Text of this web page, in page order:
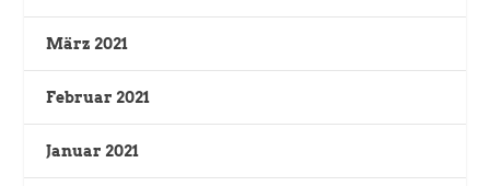
März 2021
Februar 2021
Januar 2021